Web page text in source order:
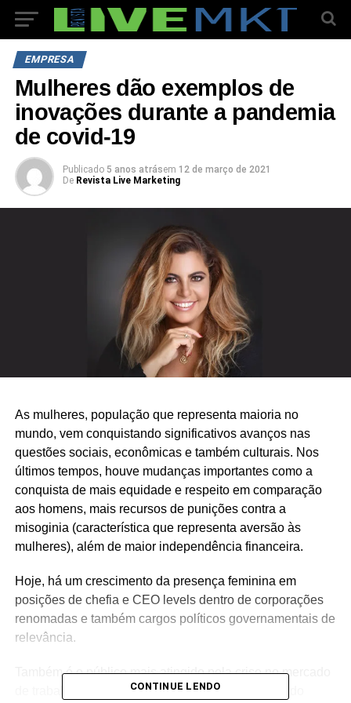
EMPRESA
Mulheres dão exemplos de
inovações durante a pandemia
de covid-19
Publicado 5 anos atrásem 12 de março de 2021
De Revista Live Marketing
As mulheres, população que representa maioria no
mundo, vem conquistando significativos avanços nas
questões sociais, econômicas e também culturais. Nos
últimos tempos, houve mudanças importantes como a
conquista de mais equidade e respeito em comparação
aos homens, mais recursos de punições contra a
misoginia (característica que representa aversão às
mulheres), além de maior independência financeira.
Hoje, há um crescimento da presença feminina em
posições de chefia e CEO levels dentro de corporações
renomadas e também cargos políticos governamentais de
relevância.
Também é o público mais atingido pela crise no mercado
de trabalho durante a pandemia. Segundo dados do
CONTINUE LENDO